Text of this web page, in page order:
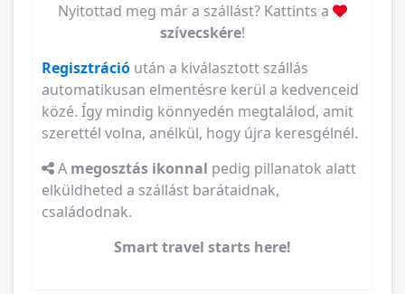
Nyitottad meg már a szállást? Kattints a
szívecskére!
Regisztráció után a kiválasztott szállás
automatikusan elmentésre kerül a kedvenceid
közé. Így mindig könnyedén megtalálod, amit
szerettél volna, anélkül, hogy újra keresgélnél.
A megosztás ikonnal pedig pillanatok alatt
elküldheted a szállást barátaidnak,
családodnak.
Smart travel starts here!